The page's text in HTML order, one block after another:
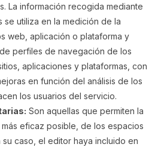
La información recogida mediante
utiliza en la medición de la
web, aplicación o plataforma y
perfiles de navegación de los
aplicaciones y plataformas, con
en función del análisis de los
los usuarios del servicio.
Son aquellas que permiten la
eficaz posible, de los espacios
caso, el editor haya incluido en